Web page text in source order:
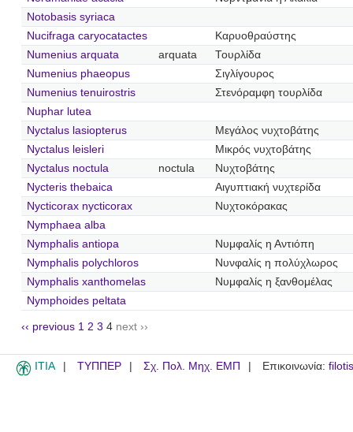
Notobasis syriaca
Nucifraga caryocatactes
Καρυοθραύστης
Numenius arquata
arquata
Τουρλίδα
Numenius phaeopus
Σιγλίγουρος
Numenius tenuirostris
Στενόραμφη τουρλίδα
Nuphar lutea
Nyctalus lasiopterus
Μεγάλος νυχτοβάτης
Nyctalus leisleri
Μικρός νυχτοβάτης
Nyctalus noctula
noctula
Νυχτοβάτης
Nycteris thebaica
Αιγυπτιακή νυχτερίδα
Nycticorax nycticorax
Νυχτοκόρακας
Nymphaea alba
Nymphalis antiopa
Νυμφαλίς η Αντιόπη
Nymphalis polychloros
Νυνφαλίς η πολύχλωρος
Nymphalis xanthomelas
Νυμφαλίς η ξανθομέλας
Nymphoides peltata
‹‹ previous 1 2 3 4 next ››
ITIA ΤΥΠΠΕΡ Σχ. Πολ. Μηχ. ΕΜΠ Επικοινωνία: